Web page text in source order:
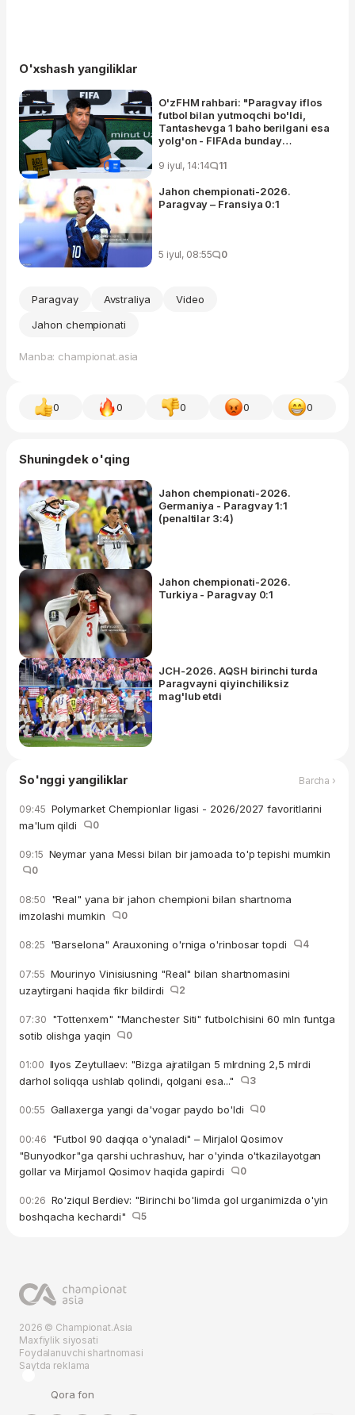
O'xshash yangiliklar
O'zFHM rahbari: "Paragvay iflos
futbol bilan yutmoqchi bo'ldi,
Tantashevga 1 baho berilgani esa
yolg'on - FIFAda bunday
9 iyul, 14:14 11
Jahon chempionati-2026.
Paragvay – Fransiya 0:1
5 iyul, 08:55 0
Paragvay Avstraliya
Video
Jahon chempionati
Manba: championat.asia
0 0 0 0 0
Shuningdek o'qing
Jahon chempionati-2026.
Germaniya - Paragvay 1:1
(penaltilar 3:4)
Jahon chempionati-2026.
Turkiya - Paragvay 0:1
JCH-2026. AQSH birinchi turda
Paragvayni qiyinchiliksiz
mag'lub etdi
So'nggi yangiliklar Barcha ›
09:45 Polymarket Chempionlar ligasi - 2026/2027 favoritlarini
ma'lum qildi
0
09:15 Neymar yana Messi bilan bir jamoada to'p tepishi mumkin
0
08:50 "Real" yana bir jahon chempioni bilan shartnoma
imzolashi mumkin
0
08:25 "Barselona" Arauxoning o'rniga o'rinbosar topdi 4
07:55 Mourinyo Vinisiusning "Real" bilan shartnomasini
uzaytirgani haqida fikr bildirdi
2
07:30 "Tottenxem" "Manchester Siti" futbolchisini 60 mln funtga
sotib olishga yaqin
0
01:00 Ilyos Zeytullaev: "Bizga ajratilgan 5 mlrdning 2,5 mlrdi
darhol soliqqa ushlab qolindi, qolgani esa..."
3
00:55 Gallaxerga yangi da'vogar paydo bo'ldi 0
00:46 "Futbol 90 daqiqa o'ynaladi" – Mirjalol Qosimov
"Bunyodkor"ga qarshi uchrashuv, har o'yinda o'tkazilayotgan
gollar va Mirjamol Qosimov haqida gapirdi
0
00:26 Ro'ziqul Berdiev: "Birinchi bo'limda gol urganimizda o'yin
boshqacha kechardi"
5
2026 © Championat.Asia
Maxfiylik siyosati
Foydalanuvchi shartnomasi
Saytda reklama
Qora fon